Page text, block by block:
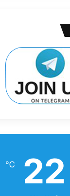
22
℃